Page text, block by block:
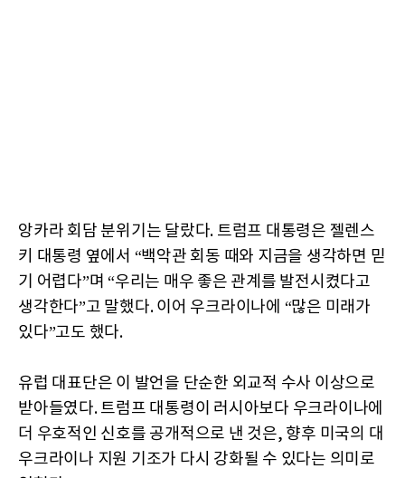
앙카라 회담 분위기는 달랐다. 트럼프 대통령은 젤렌스
키 대통령 옆에서 “백악관 회동 때와 지금을 생각하면 믿
기 어렵다”며 “우리는 매우 좋은 관계를 발전시켰다고
생각한다”고 말했다. 이어 우크라이나에 “많은 미래가
있다”고도 했다.
유럽 대표단은 이 발언을 단순한 외교적 수사 이상으로
받아들였다. 트럼프 대통령이 러시아보다 우크라이나에
더 우호적인 신호를 공개적으로 낸 것은, 향후 미국의 대
우크라이나 지원 기조가 다시 강화될 수 있다는 의미로